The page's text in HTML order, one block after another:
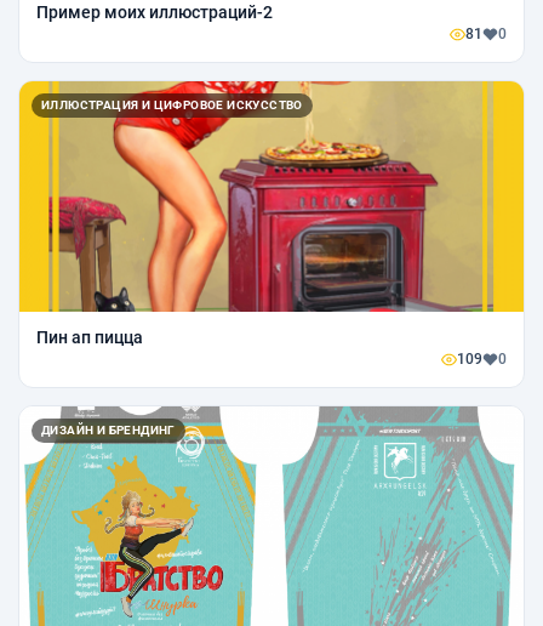
Пример моих иллюстраций-2
81 0
ИЛЛЮСТРАЦИЯ И ЦИФРОВОЕ ИСКУССТВО
Пин ап пицца
109 0
ДИЗАЙН И БРЕНДИНГ